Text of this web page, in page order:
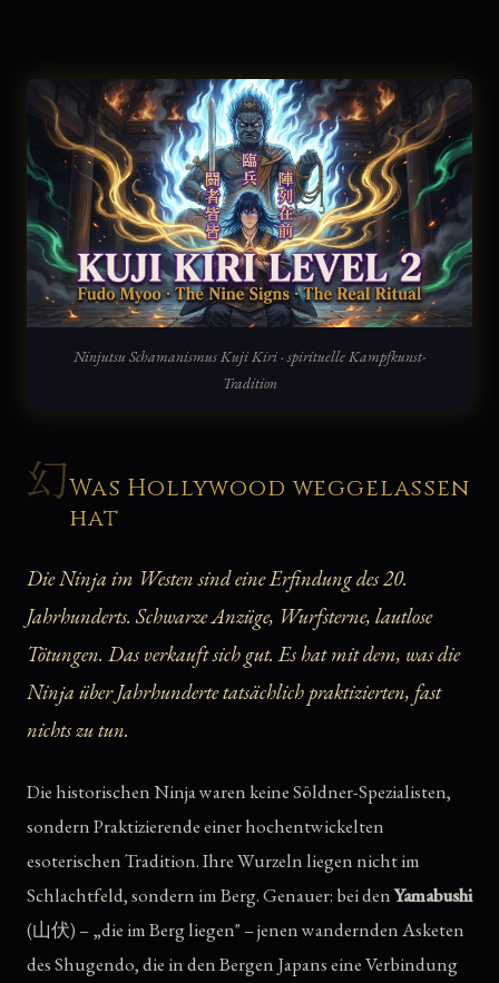
Ninjutsu Schamanismus Kuji Kiri · spirituelle Kampfkunst-
Tradition
幻Was Hollywood weggelassen
hat
Die Ninja im Westen sind eine Erfindung des 20.
Jahrhunderts. Schwarze Anzüge, Wurfsterne, lautlose
Tötungen. Das verkauft sich gut. Es hat mit dem, was die
Ninja über Jahrhunderte tatsächlich praktizierten, fast
nichts zu tun.
Die historischen Ninja waren keine Söldner-Spezialisten,
sondern Praktizierende einer hochentwickelten
esoterischen Tradition. Ihre Wurzeln liegen nicht im
Schlachtfeld, sondern im Berg. Genauer: bei denYamabushi
(山伏) – „die im Berg liegen" – jenen wandernden Asketen
des Shugendo, die in den Bergen Japans eine Verbindung